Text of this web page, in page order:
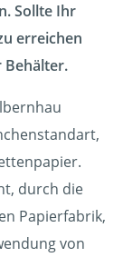
Sollte Ihr
erreichen
Behälter.
durch die
Papierfabrik,
von